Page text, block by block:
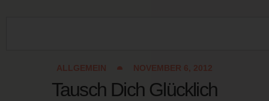
ALLGEMEIN NOVEMBER 6, 2012
Tausch Dich Glücklich